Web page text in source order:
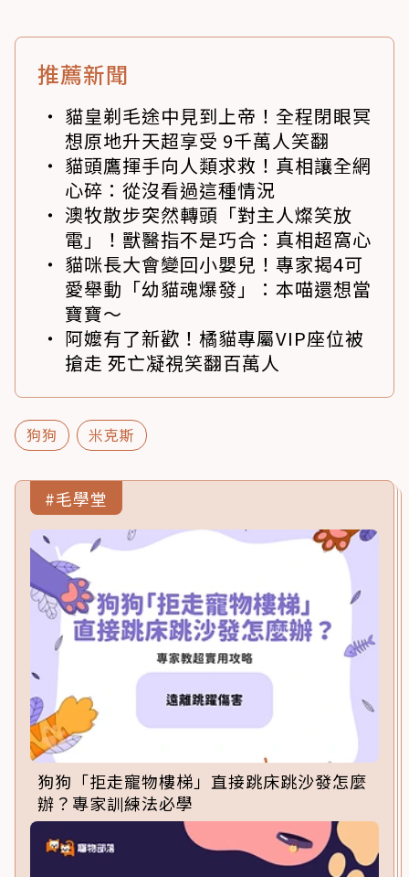
推薦新聞
貓皇剃毛途中見到上帝！全程閉眼冥
想原地升天超享受 9千萬人笑翻
貓頭鷹揮手向人類求救！真相讓全網
心碎：從沒看過這種情況
澳牧散步突然轉頭「對主人燦笑放
電」！獸醫指不是巧合：真相超窩心
貓咪長大會變回小嬰兒！專家揭4可
愛舉動「幼貓魂爆發」：本喵還想當
寶寶～
阿嬤有了新歡！橘貓專屬VIP座位被
搶走 死亡凝視笑翻百萬人
狗狗 米克斯
#毛學堂
狗狗「拒走寵物樓梯」直接跳床跳沙發怎麼
辦？專家訓練法必學